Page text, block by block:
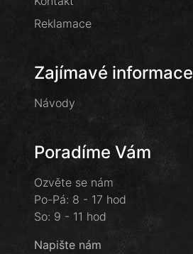
Reklamace
Zajímavé informace
Návody
Poradíme Vám
Ozvěte se nám
Po-Pá: 8 - 17 hod
So: 9 - 11 hod
Napište nám